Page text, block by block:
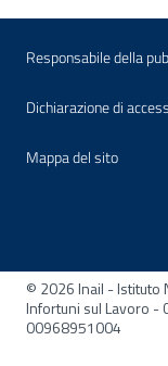
Menu di
Responsabile della
Dichiarazione di
Mappa del sitoSito
© 2026 Inail - Istituto
Infortuni sul Lavoro -
00968951004